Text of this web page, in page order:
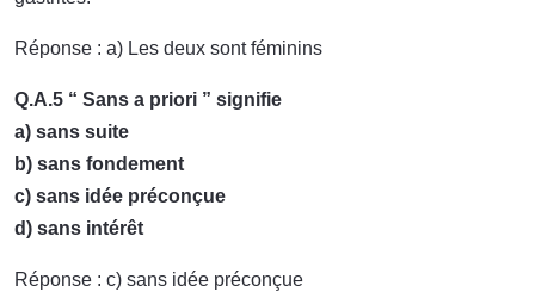
Réponse : a) Les deux sont féminins
Q.A.5 “ Sans a priori ” signifie
a) sans suite
b) sans fondement
c) sans idée préconçue
d) sans intérêt
Réponse : c) sans idée préconçue